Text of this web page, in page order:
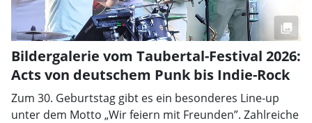
Bildergalerie vom Taubertal-Festival 2026:
Acts von deutschem Punk bis Indie-Rock
Zum 30. Geburtstag gibt es ein besonderes Line-up
unter dem Motto „Wir feiern mit Freunden”. Zahlreiche